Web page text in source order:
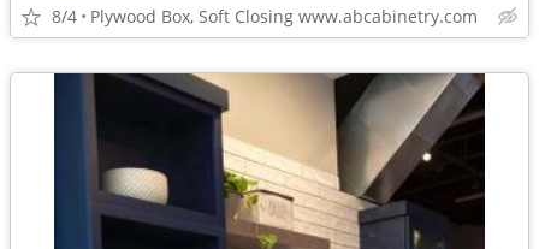
8/4 Plywood Box, Soft Closing www.abcabinetry.com